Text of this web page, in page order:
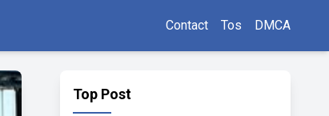
Contact Tos DMCA
Top Post